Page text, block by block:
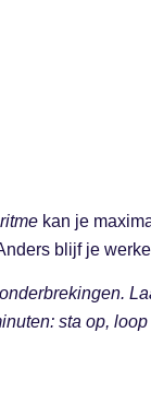
kan je
blijf je
sta op,